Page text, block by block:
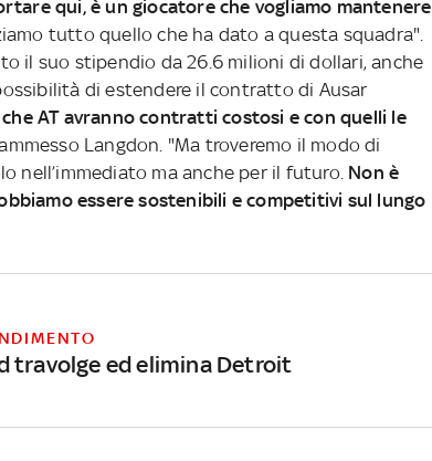
qui, è un giocatore che vogliamo mantenere
tutto quello che ha dato a questa squadra".
il suo stipendio da 26.6 milioni di dollari, anche
di estendere il contratto di Ausar
che AT avranno contratti costosi e con quelli le
Langdon. "Ma troveremo il modo di
nell’immediato ma anche per il futuro. Non è
essere sostenibili e competitivi sul lungo
travolge ed elimina Detroit